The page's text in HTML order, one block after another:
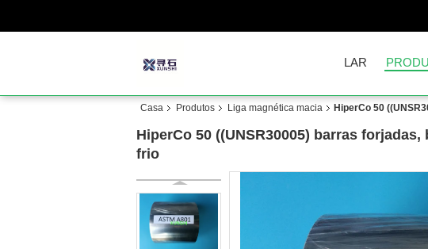
LAR
Casa Produtos Liga magnética macia HiperCo 50
HiperCo 50 ((UNSR30005) barras
frio